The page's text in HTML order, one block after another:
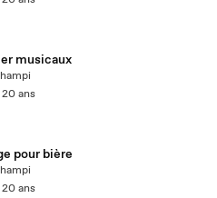
musicaux
20 ans
pour bière
20 ans